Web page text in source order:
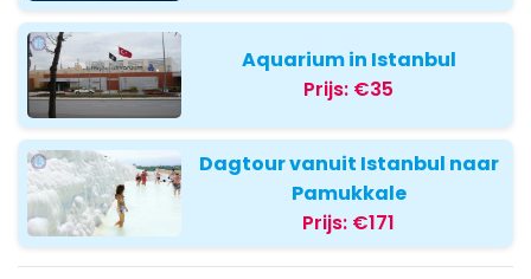
Aquarium in Istanbul
Prijs: €35
Dagtour vanuit Istanbul naar
Pamukkale
Prijs: €171